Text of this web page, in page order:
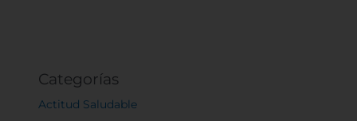
Categorías
Actitud Saludable